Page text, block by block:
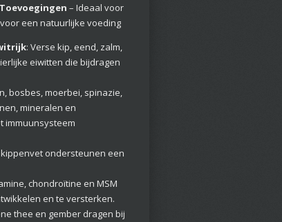
– Ideaal voor
een natuurlijke voeding
: Verse kip, eend, zalm,
eiwitten die bijdragen
bosbes, moerbei, spinazie,
mineralen en
immuunsysteem
kippenvet ondersteunen een
chondroïtine en MSM
en te versterken.
thee en gember dragen bij